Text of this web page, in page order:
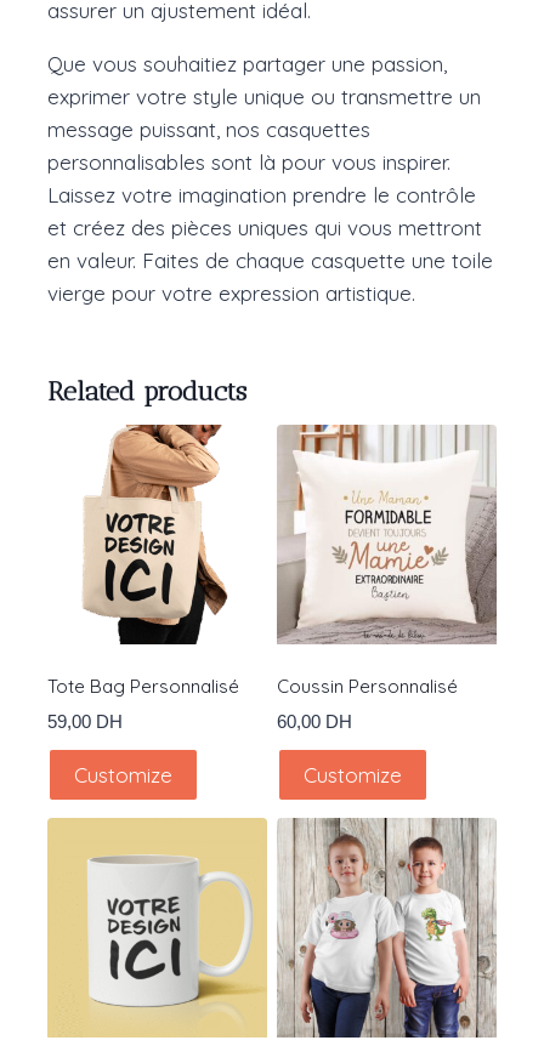
assurer un ajustement idéal.
Que vous souhaitiez partager une passion,
exprimer votre style unique ou transmettre un
message puissant, nos casquettes
personnalisables sont là pour vous inspirer.
Laissez votre imagination prendre le contrôle
et créez des pièces uniques qui vous mettront
en valeur. Faites de chaque casquette une toile
vierge pour votre expression artistique.
Related products
Tote Bag Personnalisé
59,00 DH
Customize
Coussin Personnalisé
60,00 DH
Customize